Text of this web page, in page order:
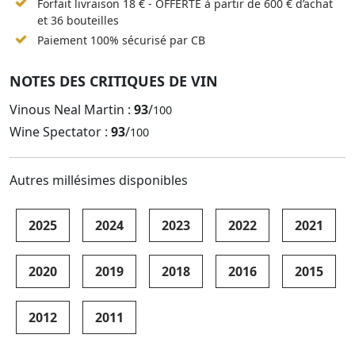
Forfait livraison 18 € - OFFERTE à partir de 600 € d’achat
et 36 bouteilles
Paiement 100% sécurisé par CB
NOTES DES CRITIQUES DE VIN
Vinous Neal Martin : 93/100
Wine Spectator : 93/100
Autres millésimes disponibles
2025 2024 2023 2022 2021
2020 2019 2018 2016 2015
2012 2011